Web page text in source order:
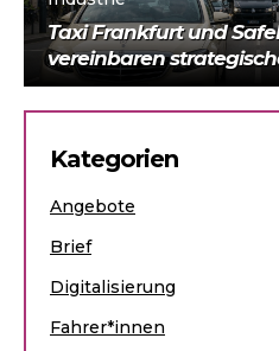
Taxi Frankfurt und
vereinbaren
Kategorien
Angebote
Brief
Digitalisierung
Fahrer*innen